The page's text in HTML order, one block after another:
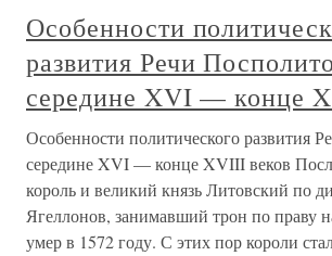
Особенности
развития Речи
середине XVI — конце
Особенности политического развития
середине XVI — конце XVIII веков
король и великий князь Литовский по
Ягеллонов, занимавший трон по праву
умер в 1572 году. С этих пор короли